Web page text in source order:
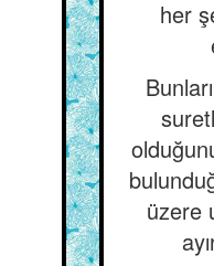
her
üzere